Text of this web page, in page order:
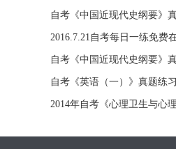
自考《中国近现代史纲要》
2016.7.21自考每日一练免费
自考《中国近现代史纲要》
自考《英语（一）》真题练
2014年自考《心理卫生与心